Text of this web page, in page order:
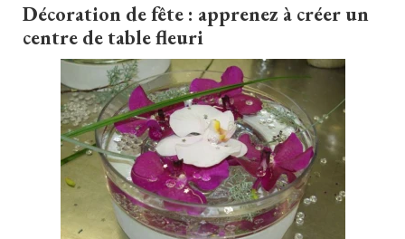
Décoration de fête : apprenez à créer un
centre de table fleuri